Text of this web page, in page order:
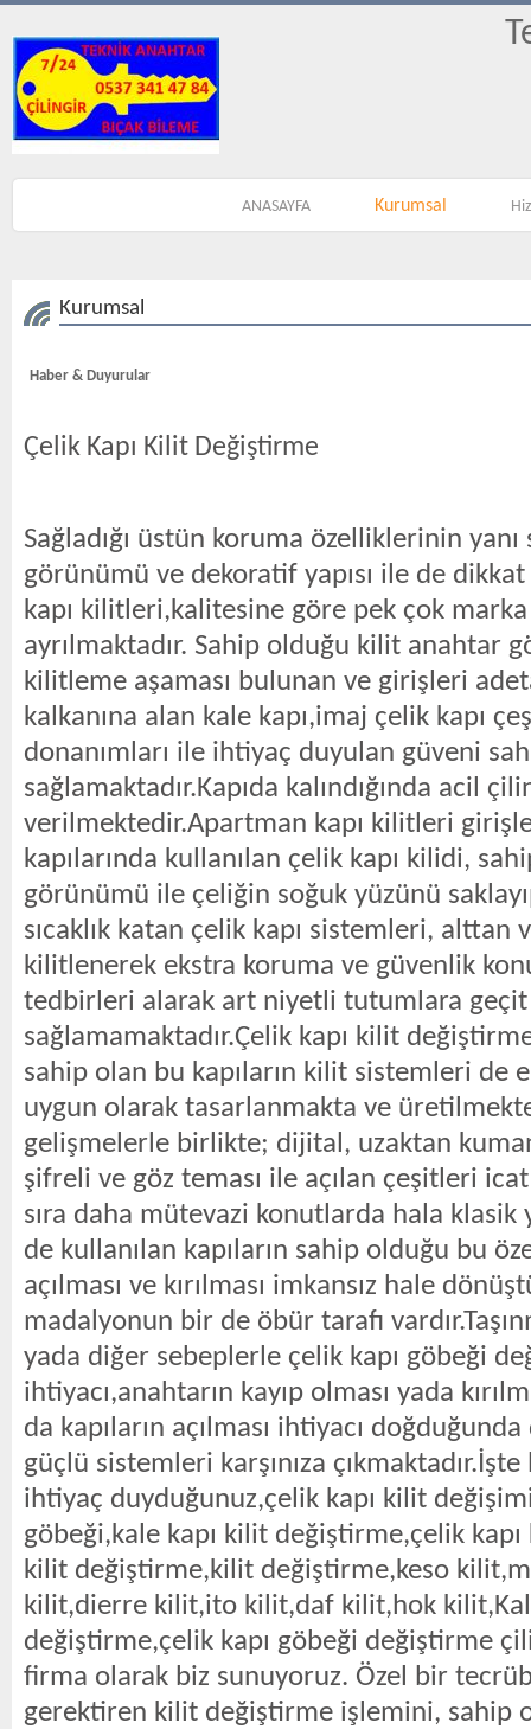
ANASAYFA Kurumsal
Kurumsal
Haber & Duyurular
Çelik Kapı Kilit Değiştirme
Sağladığı üstün koruma özelliklerinin yanı
görünümü ve dekoratif yapısı ile de
kapı kilitleri,kalitesine göre pek çok
ayrılmaktadır. Sahip olduğu kilit anahtar
kilitleme aşaması bulunan ve girişleri
kalkanına alan kale kapı,imaj çelik kapı
donanımları ile ihtiyaç duyulan güveni
sağlamaktadır.Kapıda kalındığında acil
verilmektedir.Apartman kapı kilitleri
kapılarında kullanılan çelik kapı kilidi,
görünümü ile çeliğin soğuk yüzünü
sıcaklık katan çelik kapı sistemleri, alttan
kilitlenerek ekstra koruma ve güvenlik
tedbirleri alarak art niyetli tutumlara geçit
sağlamamaktadır.Çelik kapı kilit
sahip olan bu kapıların kilit sistemleri de
uygun olarak tasarlanmakta ve
gelişmelerle birlikte; dijital, uzaktan
şifreli ve göz teması ile açılan çeşitleri
sıra daha mütevazi konutlarda hala
de kullanılan kapıların sahip olduğu bu
açılması ve kırılması imkansız hale
madalyonun bir de öbür tarafı
yada diğer sebeplerle çelik kapı göbeği
ihtiyacı,anahtarın kayıp olması yada
da kapıların açılması ihtiyacı doğduğunda
güçlü sistemleri karşınıza
ihtiyaç duyduğunuz,çelik kapı kilit
göbeği,kale kapı kilit değiştirme,çelik
kilit değiştirme,kilit değiştirme,keso
kilit,dierre kilit,ito kilit,daf kilit,hok
değiştirme,çelik kapı göbeği değiştirme
firma olarak biz sunuyoruz. Özel bir
gerektiren kilit değiştirme işlemini, sahip